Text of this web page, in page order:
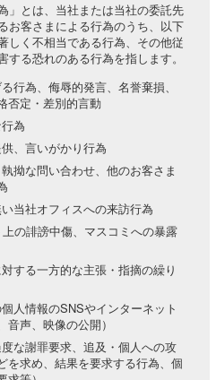
」とは、当社または当社の委託先
お客さまによる行為のうち、以下
しく不相当である行為、その他従
る恐れのある行為を指します。
行為、侮辱的発言、名誉棄損、
否定・差別的言動
為
、言いがかり行為
拗な問い合わせ、他のお客さま
当社オフィスへの来訪行為
の誹謗中傷、マスコミへの暴露
する一方的な主張・指摘の繰り
人情報のSNSやインターネット
声、映像の公開）
な謝罪要求、追及・個人への攻
を求め、結果を要求する行為、個